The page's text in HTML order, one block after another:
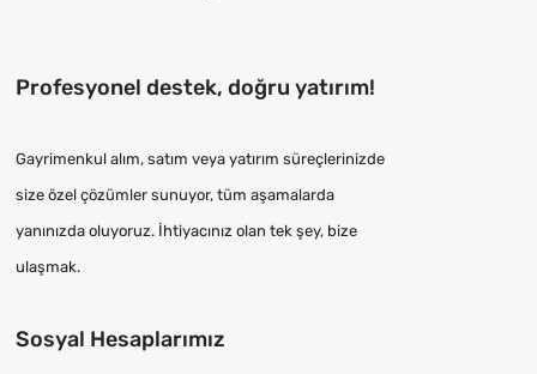
Profesyonel destek, doğru yatırım!
Gayrimenkul alım, satım veya yatırım süreçlerinizde
size özel çözümler sunuyor, tüm aşamalarda
yanınızda oluyoruz. İhtiyacınız olan tek şey, bize
ulaşmak.
Sosyal Hesaplarımız